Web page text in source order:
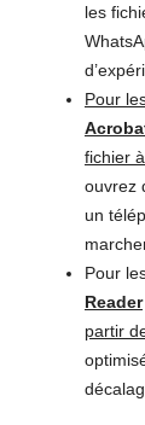
les
Pour
fichier
ouvrez
un
Pour
Reader
partir